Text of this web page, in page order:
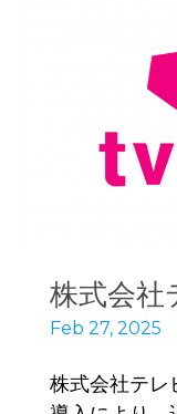
株式会社
Feb 27, 2025
株式会社テ